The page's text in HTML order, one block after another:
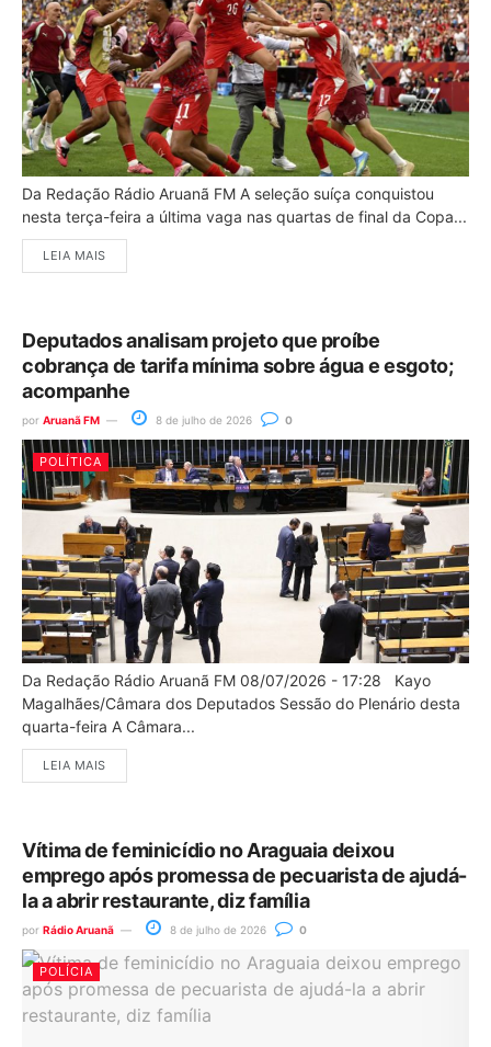
Da Redação Rádio Aruanã FM A seleção suíça conquistou
nesta terça-feira a última vaga nas quartas de final da Copa...
LEIA MAIS
Deputados analisam projeto que proíbe
cobrança de tarifa mínima sobre água e esgoto;
acompanhe
por Aruanã FM 8 de julho de 2026 0
POLÍTICA
Da Redação Rádio Aruanã FM 08/07/2026 - 17:28 Kayo
Magalhães/Câmara dos Deputados Sessão do Plenário desta
quarta-feira A Câmara...
LEIA MAIS
Vítima de feminicídio no Araguaia deixou
emprego após promessa de pecuarista de ajudá-
la a abrir restaurante, diz família
por Rádio Aruanã 8 de julho de 2026 0
POLÍCIA